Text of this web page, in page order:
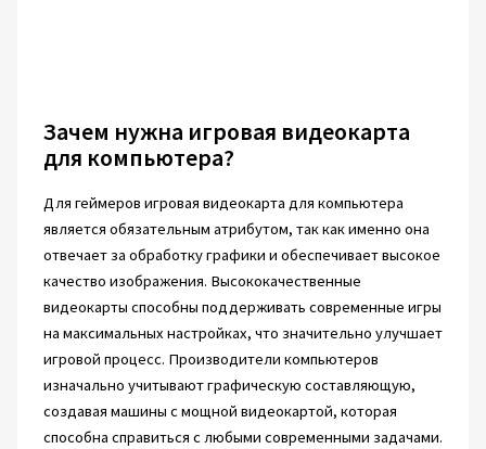
Зачем нужна игровая видеокарта
для компьютера?
Для геймеров игровая видеокарта для компьютера
является обязательным атрибутом, так как именно она
отвечает за обработку графики и обеспечивает высокое
качество изображения. Высококачественные
видеокарты способны поддерживать современные игры
на максимальных настройках, что значительно улучшает
игровой процесс. Производители компьютеров
изначально учитывают графическую составляющую,
создавая машины с мощной видеокартой, которая
способна справиться с любыми современными задачами.